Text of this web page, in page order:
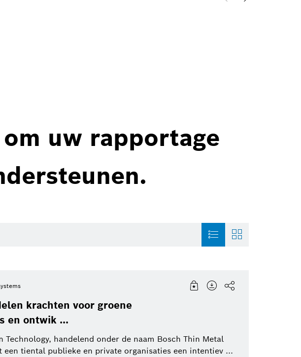
uw rapportage
vehicles
Powertrain systems
Building
Event
krachten voor groene
en ontwik ...
Technology, handelend onder de naam Bosch Thin Metal
een tiental publieke en private organisaties een intentiev ...